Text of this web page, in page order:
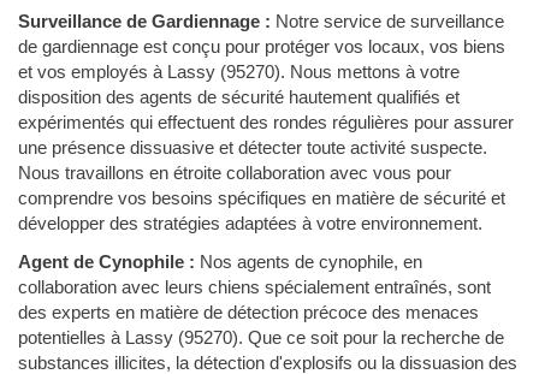
Surveillance de Gardiennage : Notre service de surveillance
de gardiennage est conçu pour protéger vos locaux, vos biens
et vos employés à Lassy (95270). Nous mettons à votre
disposition des agents de sécurité hautement qualifiés et
expérimentés qui effectuent des rondes régulières pour assurer
une présence dissuasive et détecter toute activité suspecte.
Nous travaillons en étroite collaboration avec vous pour
comprendre vos besoins spécifiques en matière de sécurité et
développer des stratégies adaptées à votre environnement.
Agent de Cynophile : Nos agents de cynophile, en
collaboration avec leurs chiens spécialement entraînés, sont
des experts en matière de détection précoce des menaces
potentielles à Lassy (95270). Que ce soit pour la recherche de
substances illicites, la détection d'explosifs ou la dissuasion des